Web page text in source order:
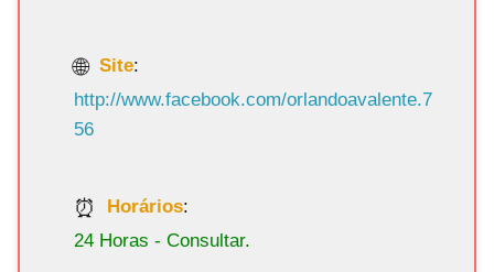
Site:
http://www.facebook.com/orlandoavalente.7
56
Horários:
24 Horas - Consultar.